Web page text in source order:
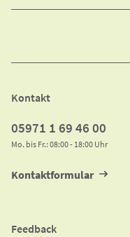
Kontakt
05971 1 69 46 00
Mo. bis Fr.: 08:00 - 18:00 Uhr
Kontaktformular
Feedback